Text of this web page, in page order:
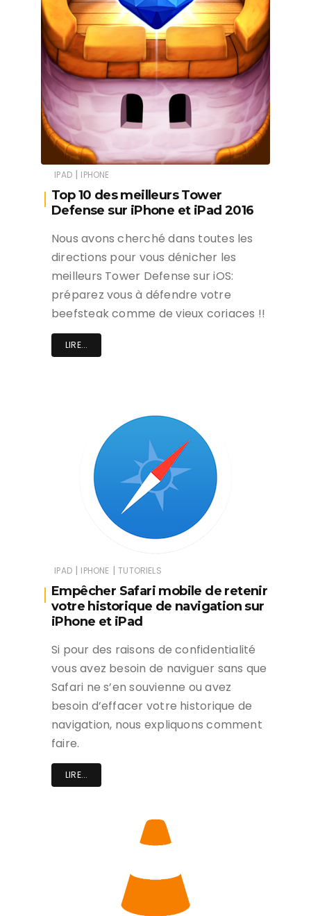
IPAD | IPHONE
Top 10 des meilleurs Tower
Defense sur iPhone et iPad 2016
Nous avons cherché dans toutes les
directions pour vous dénicher les
meilleurs Tower Defense sur iOS:
préparez vous à défendre votre
beefsteak comme de vieux coriaces !!
LIRE...
IPAD | IPHONE | TUTORIELS
Empêcher Safari mobile de retenir
votre historique de navigation sur
iPhone et iPad
Si pour des raisons de confidentialité
vous avez besoin de naviguer sans que
Safari ne s’en souvienne ou avez
besoin d’effacer votre historique de
navigation, nous expliquons comment
faire.
LIRE...